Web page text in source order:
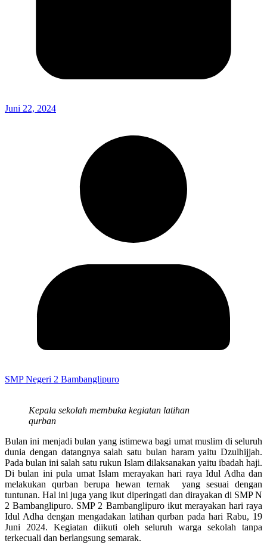
Juni 22, 2024
SMP Negeri 2 Bambanglipuro
Kepala sekolah membuka kegiatan latihan
qurban
Bulan ini menjadi bulan yang istimewa bagi umat muslim di seluruh
dunia dengan datangnya salah satu bulan haram yaitu Dzulhijjah.
Pada bulan ini salah satu rukun Islam dilaksanakan yaitu ibadah haji.
Di bulan ini pula umat Islam merayakan hari raya Idul Adha dan
melakukan qurban berupa hewan ternak yang sesuai dengan
tuntunan. Hal ini juga yang ikut diperingati dan dirayakan di SMP N
2 Bambanglipuro. SMP 2 Bambanglipuro ikut merayakan hari raya
Idul Adha dengan mengadakan latihan qurban pada hari Rabu, 19
Juni 2024. Kegiatan diikuti oleh seluruh warga sekolah tanpa
terkecuali dan berlangsung semarak.